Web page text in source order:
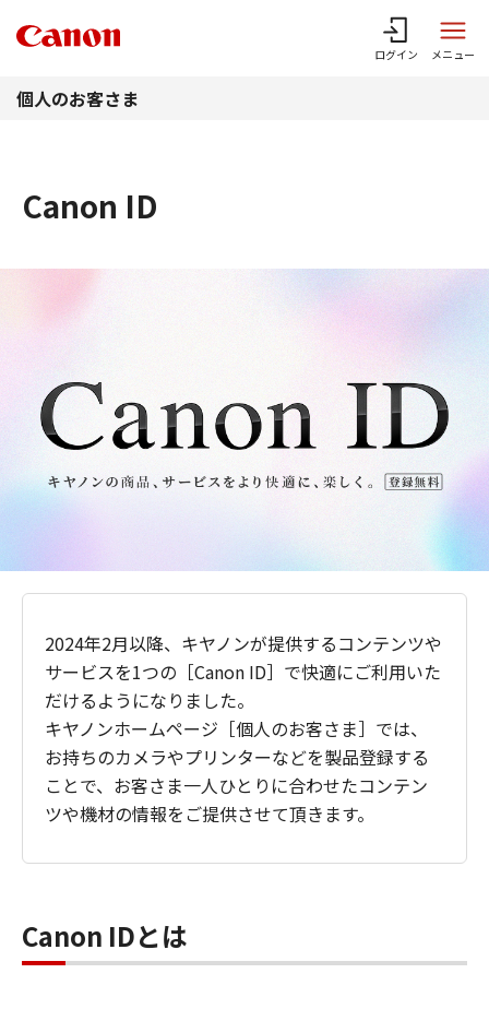
ログイン メニュー
個人のお客さま
Canon ID
2024年2月以降、キヤノンが提供するコンテンツや
サービスを1つの［Canon ID］で快適にご利用いた
だけるようになりました。
キヤノンホームページ［個人のお客さま］では、
お持ちのカメラやプリンターなどを製品登録する
ことで、お客さま一人ひとりに合わせたコンテン
ツや機材の情報をご提供させて頂きます。
Canon IDとは